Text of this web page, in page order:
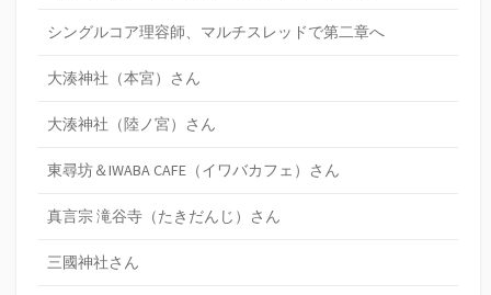
シングルコア理容師、マルチスレッドで第二章へ
大湊神社（本宮）さん
大湊神社（陸ノ宮）さん
東尋坊＆IWABA CAFE（イワバカフェ）さん
真言宗 滝谷寺（たきだんじ）さん
三國神社さん